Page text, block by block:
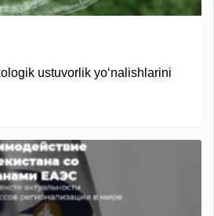
ustuvorlik yo‘nalishlarini